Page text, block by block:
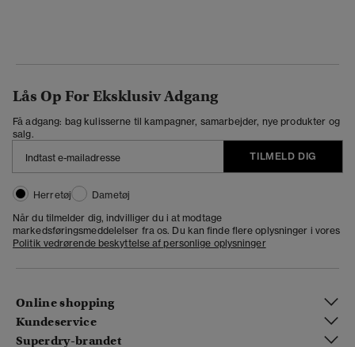
Lås Op For Eksklusiv Adgang
Få adgang: bag kulisserne til kampagner, samarbejder, nye produkter og
salg.
TILMELD DIG
Herretøj
Dametøj
Når du tilmelder dig, indvilliger du i at modtage
markedsføringsmeddelelser fra os. Du kan finde flere oplysninger i vores
Politik vedrørende beskyttelse af personlige oplysninger
Online shopping
Kundeservice
Superdry-brandet